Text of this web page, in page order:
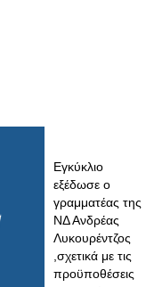
Εγκύκλιο
εξέδωσε ο
γραμματέας της
ΝΔ Ανδρέας
Λυκουρέντζος
,σχετικά με τις
προϋποθέσεις